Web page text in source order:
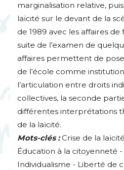
marginalisation relative,
laïcité sur le devant de la
de 1989 avec les affaires de
suite de l’examen de
affaires permettent de
de l’école comme
l’articulation entre droits
collectives, la seconde
différentes interprétations
de la laïcité.
Mots-clés : Crise de la
Éducation à la citoyenneté
Individualisme - Liberté de